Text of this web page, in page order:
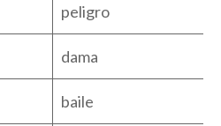
peligro
dama
baile